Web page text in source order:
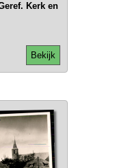
Kerk en
Bekijk